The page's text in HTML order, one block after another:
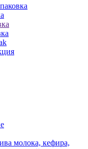
молока, кефира,